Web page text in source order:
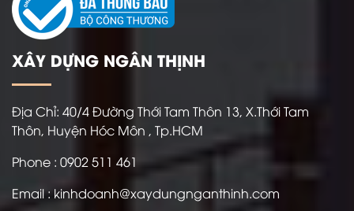
XÂY DỰNG NGÂN THỊNH
Địa Chỉ: 40/4 Đường Thới Tam Thôn 13, X.Thới Tam
Thôn, Huyện Hóc Môn , Tp.HCM
Phone : 0902 511 461
Email : kinhdoanh@xaydungnganthinh.com